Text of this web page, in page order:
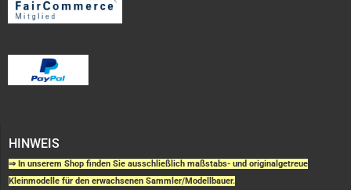
HINWEIS
⇒ In unserem Shop finden Sie ausschließlich maßstabs- und originalgetreue
Kleinmodelle für den erwachsenen Sammler/Modellbauer.